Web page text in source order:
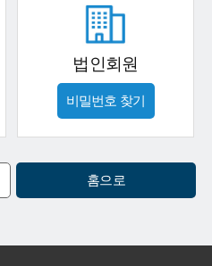
법인회원
비밀번호 찾기
홈으로